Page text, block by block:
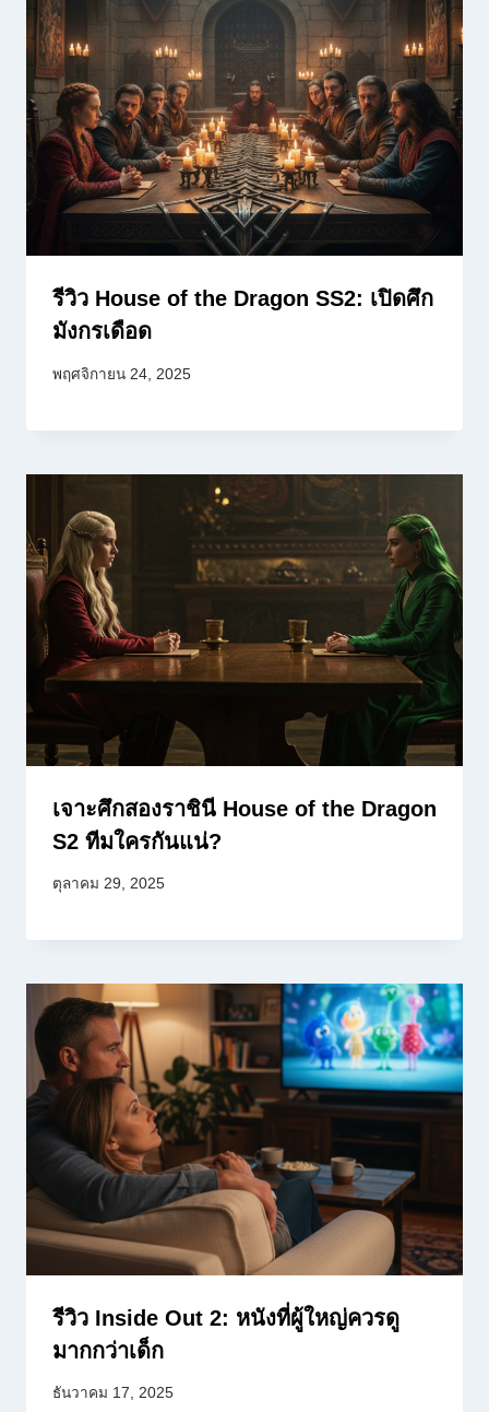
รีวิว House of the Dragon SS2: เปิดศึก
มังกรเดือด
พฤศจิกายน 24, 2025
เจาะศึกสองราชินี House of the Dragon
S2 ทีมใครกันแน่?
ตุลาคม 29, 2025
รีวิว Inside Out 2: หนังที่ผู้ใหญ่ควรดู
มากกว่าเด็ก
ธันวาคม 17, 2025